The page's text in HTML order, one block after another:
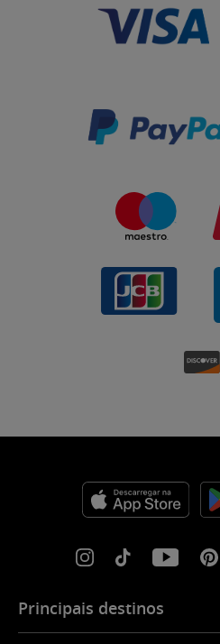
Principais destinos